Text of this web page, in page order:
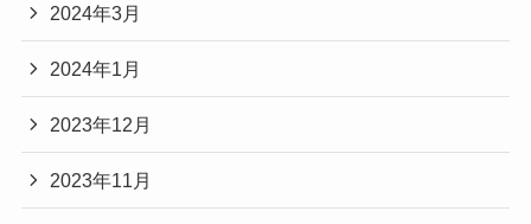
2024年3月
2024年1月
2023年12月
2023年11月